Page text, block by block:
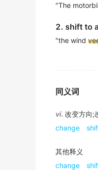
金山词霸
The driver
司机不得不
谈话即将转向
As she
金山词霸
"The
2. shift to
"the wind
同义词
vi. 改变方向;
change
其他释义
change